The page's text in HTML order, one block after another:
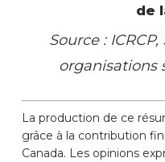
de
Source :
organisations
La production de ce
grâce à la contribution
Canada. Les opinions